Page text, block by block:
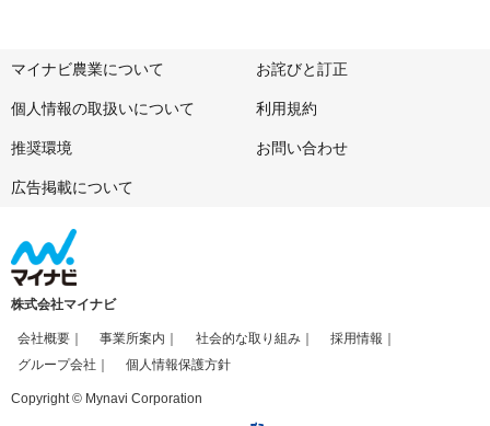
マイナビ農業について お詫びと訂正
個人情報の取扱いについて 利用規約
推奨環境 お問い合わせ
広告掲載について
株式会社マイナビ
会社概要 事業所案内 社会的な取り組み
採用情報
グループ会社
個人情報保護方針
Copyright © Mynavi Corporation